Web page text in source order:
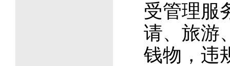
受管理服
请、旅游
钱物，违